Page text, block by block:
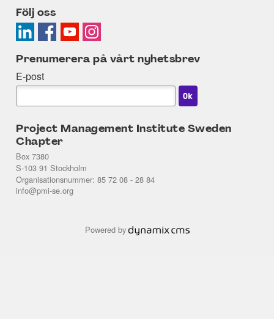
Följ oss
Prenumerera på vårt nyhetsbrev
E-post
Project Management Institute Sweden
Chapter
Box 7380
S-103 91 Stockholm
Organisationsnummer: 85 72 08 - 28 84
info@pmi-se.org
Powered by